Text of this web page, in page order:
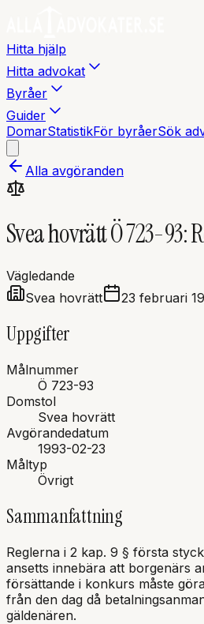
Hitta hjälp
Hitta advokat
Byråer
Guider
DomarStatistikFör byråerSök
Alla avgöranden
Svea hovrätt Ö 723-93:
Vägledande
Svea hovrätt
23 februari
Uppgifter
Målnummer
Ö 723-93
Domstol
Svea hovrätt
Avgörandedatum
1993-02-23
Måltyp
Övrigt
Sammanfattning
Reglerna i 2 kap. 9 § första
ansetts innebära att borgenärs
försättande i konkurs måste
från den dag då
gäldenären.